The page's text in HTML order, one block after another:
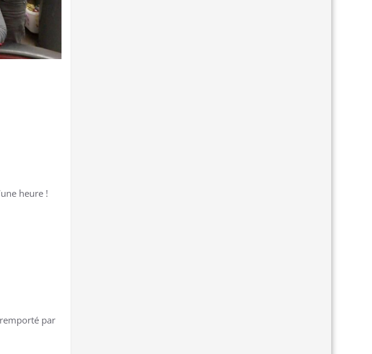
heure !
par